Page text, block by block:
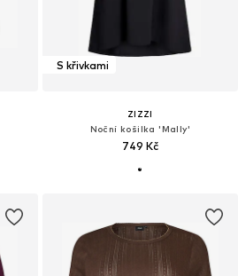
S křivkami
ZIZZI
Noční košilka 'Mally'
749 Kč